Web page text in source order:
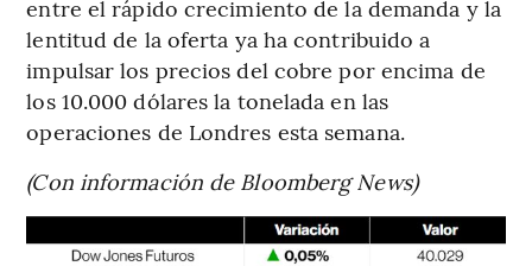
entre el rápido crecimiento de la demanda y la
lentitud de la oferta ya ha contribuido a
impulsar los precios del cobre por encima de
los 10.000 dólares la tonelada en las
operaciones de Londres esta semana.
(Con información de Bloomberg News)